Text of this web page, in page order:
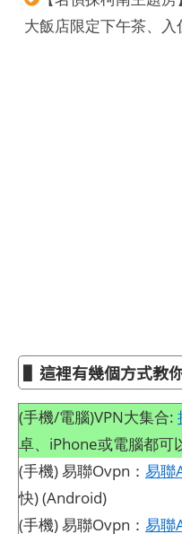
大飯店限定下午茶、入
▌這裡有幾個方式教
(手機/電腦)VPN大集合:
卓、iPhone或電腦都可
(手機) 易聯Ovpn： 易聯
快) (Android)
(手機) 易聯Ovpn： 易聯